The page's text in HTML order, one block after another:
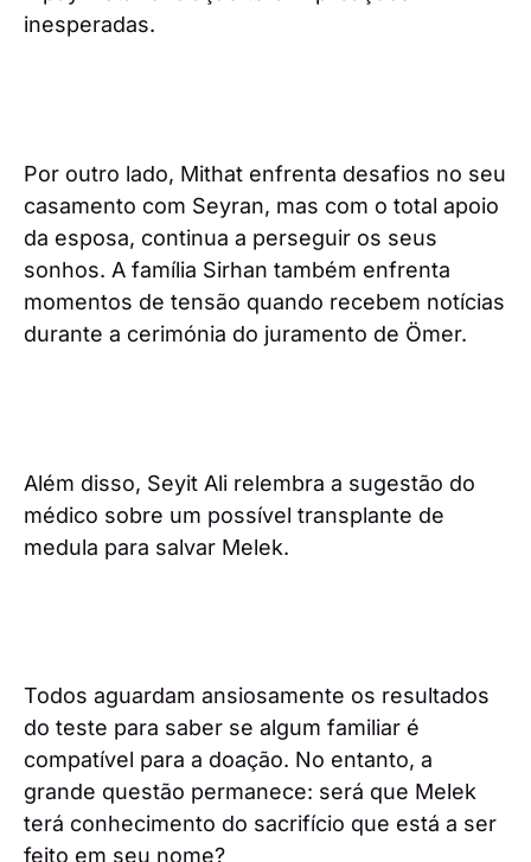
inesperadas.
Por outro lado, Mithat enfrenta desafios no seu
casamento com Seyran, mas com o total apoio
da esposa, continua a perseguir os seus
sonhos. A família Sirhan também enfrenta
momentos de tensão quando recebem notícias
durante a cerimónia do juramento de Ömer.
Além disso, Seyit Ali relembra a sugestão do
médico sobre um possível transplante de
medula para salvar Melek.
Todos aguardam ansiosamente os resultados
do teste para saber se algum familiar é
compatível para a doação. No entanto, a
grande questão permanece: será que Melek
terá conhecimento do sacrifício que está a ser
feito em seu nome?